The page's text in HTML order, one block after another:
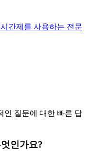
간제를 사용하는 전문
인 질문에 대한 빠른 답
인가요?